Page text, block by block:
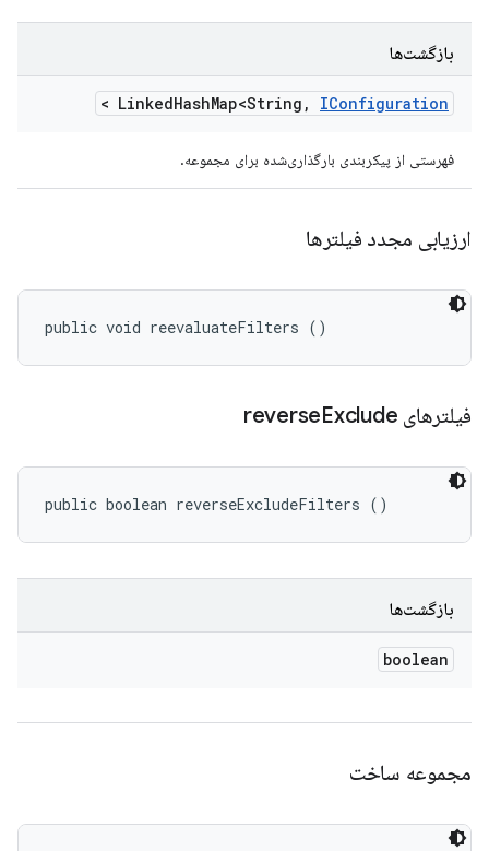
بازگشت‌ها
LinkedHashMap<String , IConfiguration
>
فهرستی از پیکربندی بارگذاری‌شده برای مجموعه.
ارزیابی مجدد فیلترها
public void reevaluateFilters ()
فیلترهای reverse Exclude
public boolean reverseExcludeFilters ()
بازگشت‌ها
boolean
مجموعه ساخت